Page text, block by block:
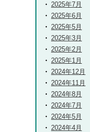
2025年7月
2025年6月
2025年5月
2025年3月
2025年2月
2025年1月
2024年12月
2024年11月
2024年8月
2024年7月
2024年5月
2024年4月